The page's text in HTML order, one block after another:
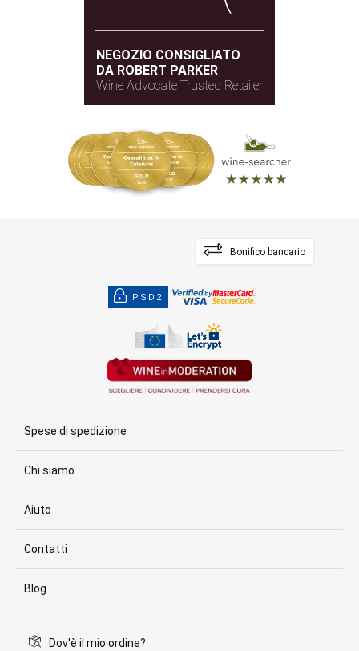
NEGOZIO CONSIGLIATO
DA ROBERT PARKER
Wine Advocate Trusted Retailer
Bonifico bancario
PSD2
Spese di spedizione
Chi siamo
Aiuto
Contatti
Blog
Dov'è il mio ordine?